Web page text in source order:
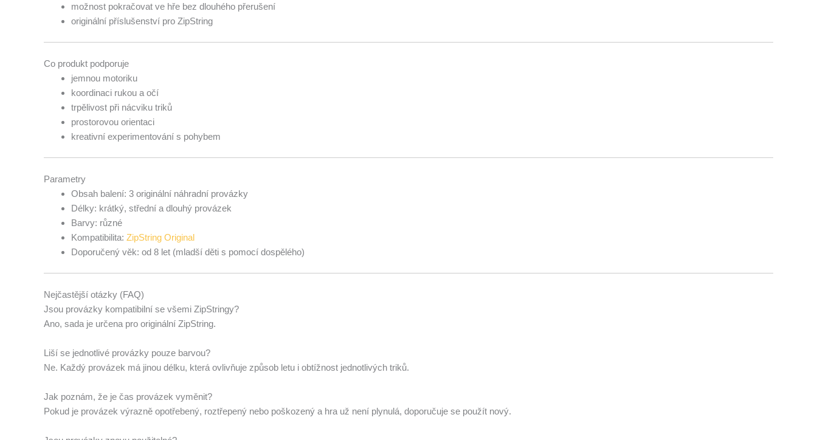
možnost pokračovat ve hře bez dlouhého přerušení
originální příslušenství pro ZipString
Co produkt podporuje
jemnou motoriku
koordinaci rukou a očí
trpělivost při nácviku triků
prostorovou orientaci
kreativní experimentování s pohybem
Parametry
Obsah balení: 3 originální náhradní provázky
Délky: krátký, střední a dlouhý provázek
Barvy: různé
Kompatibilita: ZipString Original
Doporučený věk: od 8 let (mladší děti s pomocí dospělého)
Nejčastější otázky (FAQ)
Jsou provázky kompatibilní se všemi ZipStringy?
Ano, sada je určena pro originální ZipString.
Liší se jednotlivé provázky pouze barvou?
Ne. Každý provázek má jinou délku, která ovlivňuje způsob letu i obtížnost jednotlivých triků.
Jak poznám, že je čas provázek vyměnit?
Pokud je provázek výrazně opotřebený, roztřepený nebo poškozený a hra už není plynulá, doporučuje se použít nový.